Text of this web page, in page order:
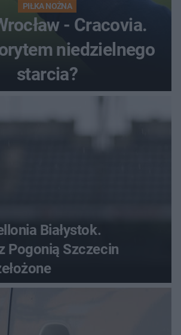
PIŁKA NOŻNA
- Cracovia.
niedzielnego
starcia?
Białystok.
Pogonią Szczecin